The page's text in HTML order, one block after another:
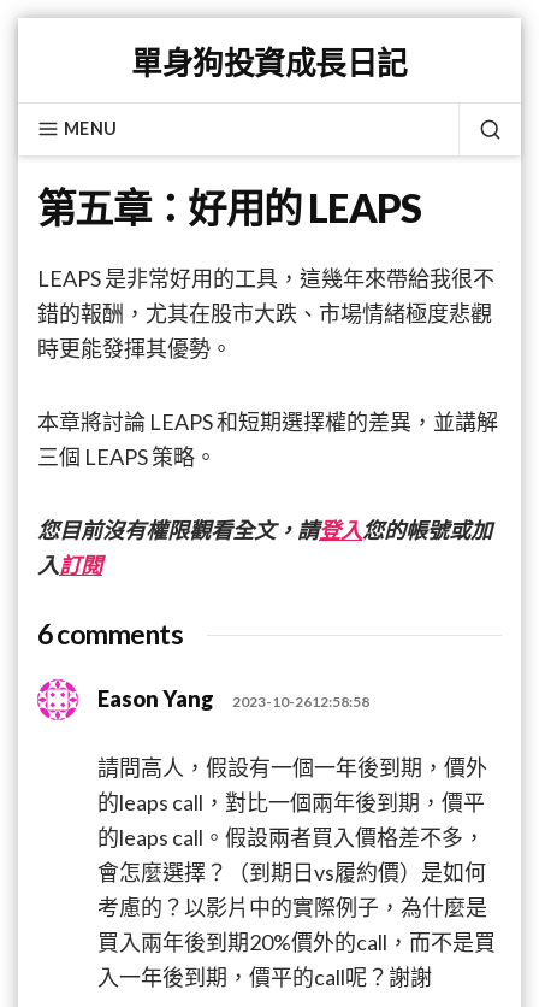
content
單身狗投資成長日記
MENU
第五章：好用的 LEAPS
LEAPS 是非常好用的工具，這幾年來帶給我很不
錯的報酬，尤其在股市大跌、市場情緒極度悲觀
時更能發揮其優勢。
本章將討論 LEAPS 和短期選擇權的差異，並講解
三個 LEAPS 策略。
您目前沒有權限觀看全文，請登入您的帳號或加
入訂閱
6 comments
Eason Yang 2023-10-2612:58:58
請問高人，假設有一個一年後到期，價外
的leaps call，對比一個兩年後到期，價平
的leaps call。假設兩者買入價格差不多，
會怎麼選擇？（到期日vs履約價）是如何
考慮的？以影片中的實際例子，為什麼是
買入兩年後到期20%價外的call，而不是買
入一年後到期，價平的call呢？謝謝